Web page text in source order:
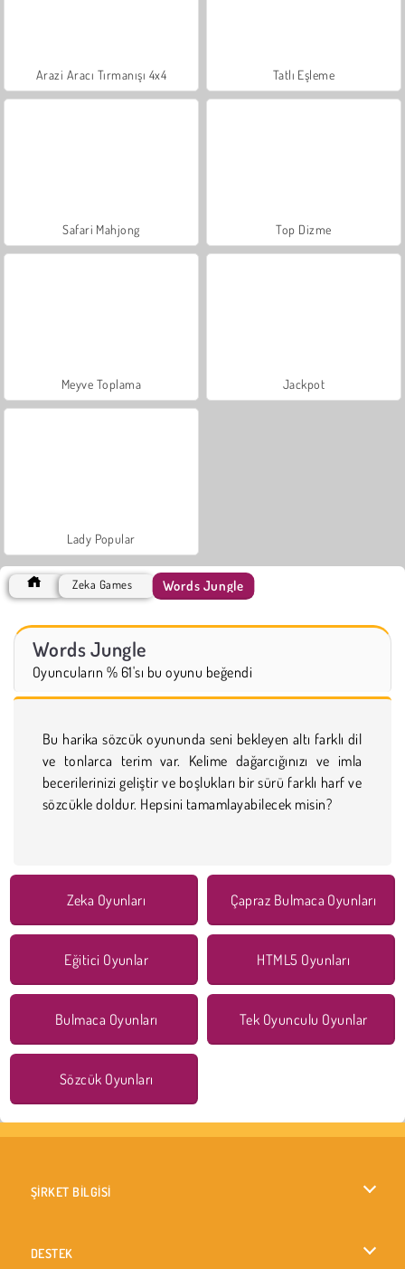
Arazi Aracı Tırmanışı 4x4 Tatlı Eşleme
Safari Mahjong Top Dizme
Meyve Toplama Jackpot
Lady Popular
Zeka Games Words Jungle
Words Jungle
Oyuncuların % 61'sı bu oyunu beğendi
Bu harika sözcük oyununda seni bekleyen altı farklı dil
ve tonlarca terim var. Kelime dağarcığınızı ve imla
becerilerinizi geliştir ve boşlukları bir sürü farklı harf ve
sözcükle doldur. Hepsini tamamlayabilecek misin?
Zeka Oyunları Çapraz Bulmaca Oyunları
Eğitici Oyunlar HTML5 Oyunları
Bulmaca Oyunları Tek Oyunculu Oyunlar
Sözcük Oyunları
ŞİRKET BİLGİSİ
DESTEK